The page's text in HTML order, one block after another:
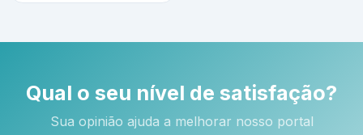
Qual o seu nível de satisfação?
Sua opinião ajuda a melhorar nosso portal